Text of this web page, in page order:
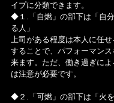
イプに分類できます。
◆１.「自燃」の部下は「自
る人」
上司がある程度は本人に任
することで、パフォーマン
来ます。ただ、働き過ぎに
は注意が必要です。
◆２.「可燃」の部下は「火